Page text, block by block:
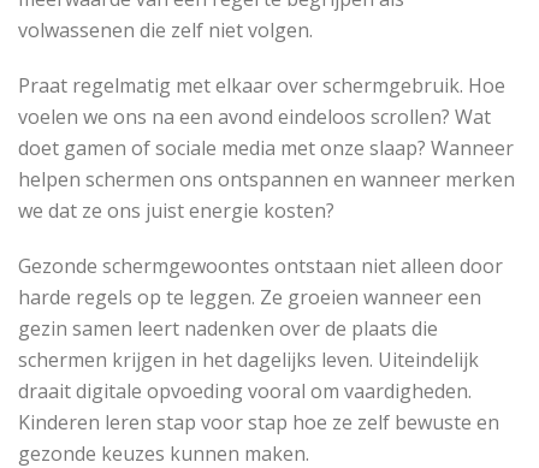
volwassenen die zelf niet volgen.
Praat regelmatig met elkaar over schermgebruik. Hoe
voelen we ons na een avond eindeloos scrollen? Wat
doet gamen of sociale media met onze slaap? Wanneer
helpen schermen ons ontspannen en wanneer merken
we dat ze ons juist energie kosten?
Gezonde schermgewoontes ontstaan niet alleen door
harde regels op te leggen. Ze groeien wanneer een
gezin samen leert nadenken over de plaats die
schermen krijgen in het dagelijks leven. Uiteindelijk
draait digitale opvoeding vooral om vaardigheden.
Kinderen leren stap voor stap hoe ze zelf bewuste en
gezonde keuzes kunnen maken.